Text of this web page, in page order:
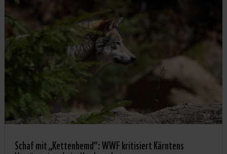
Schaf mit „Kettenhemd“: WWF kritisiert Kärntens